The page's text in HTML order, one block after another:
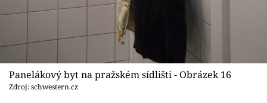
Panelákový byt na pražském sídlišti - Obrázek 16
Zdroj: schwestern.cz